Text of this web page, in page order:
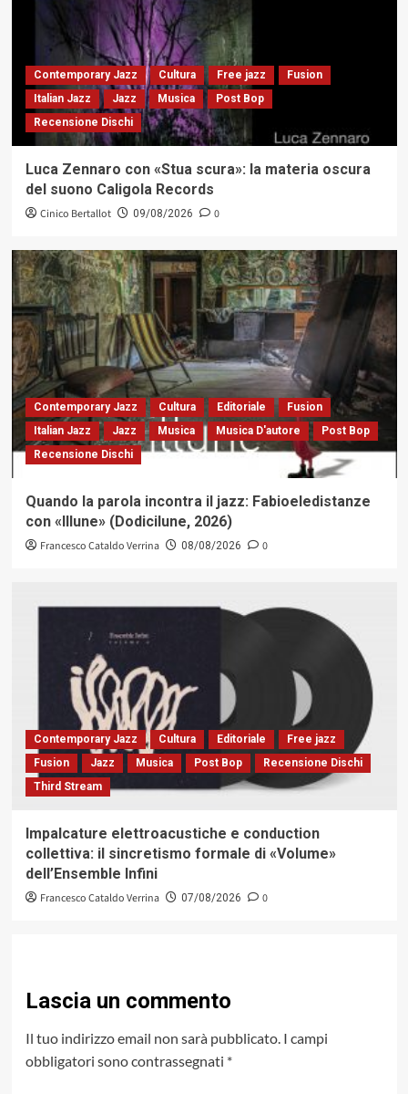
Contemporary Jazz Cultura Free jazz
Fusion
Italian Jazz
Jazz Musica
Post Bop
Recensione Dischi
Luca Zennaro con «Stua scura»: la materia oscura
del suono Caligola Records
Cinico Bertallot 09/08/2026 0
Contemporary Jazz Cultura Editoriale
Fusion
Italian Jazz
Jazz Musica Musica D'autore
Post Bop
Recensione Dischi
Quando la parola incontra il jazz: Fabioeledistanze
con «Illune» (Dodicilune, 2026)
Francesco Cataldo Verrina 08/08/2026 0
Contemporary Jazz Cultura Editoriale
Free jazz
Fusion
Jazz Musica Post Bop
Recensione Dischi
Third Stream
Impalcature elettroacustiche e conduction
collettiva: il sincretismo formale di «Volume»
dell’Ensemble Infini
Francesco Cataldo Verrina 07/08/2026 0
Lascia un commento
Il tuo indirizzo email non sarà pubblicato. I campi
obbligatori sono contrassegnati *